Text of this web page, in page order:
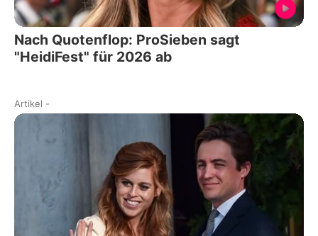
Nach Quotenflop: ProSieben sagt
"HeidiFest" für 2026 ab
Artikel -